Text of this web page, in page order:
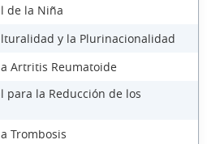
de la Niña
y la Plurinacionalidad
Artritis Reumatoide
para la Reducción de los
Trombosis